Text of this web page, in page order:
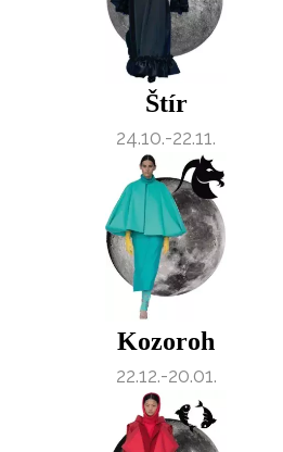
Štír
24.10.-22.11.
Kozoroh
22.12.-20.01.